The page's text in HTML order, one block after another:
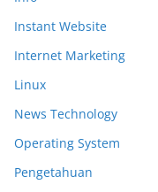
Instant Website
Internet Marketing
Linux
News Technology
Operating System
Pengetahuan